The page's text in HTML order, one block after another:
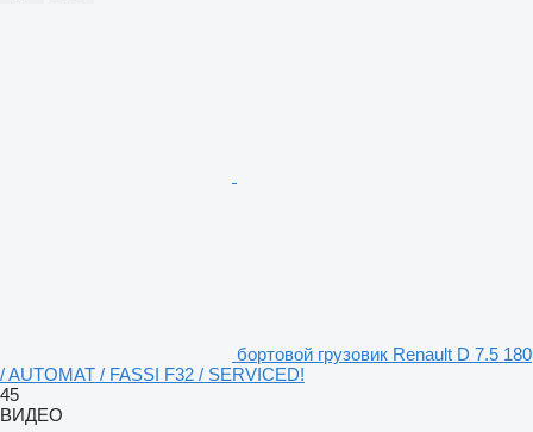
бортовой грузовик Renault D 7.5 180
/ AUTOMAT / FASSI F32 / SERVICED!
45
ВИДЕО